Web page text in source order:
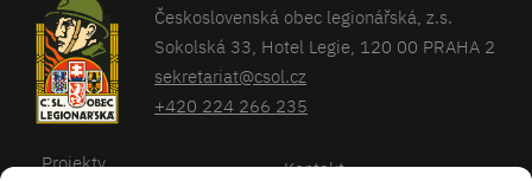
Československá obec legionářská, z.s.
Sokolská 33, Hotel Legie, 120 00 PRAHA 2
sekretariat@csol.cz
+420 224 266 235
Projekty
Kontakt